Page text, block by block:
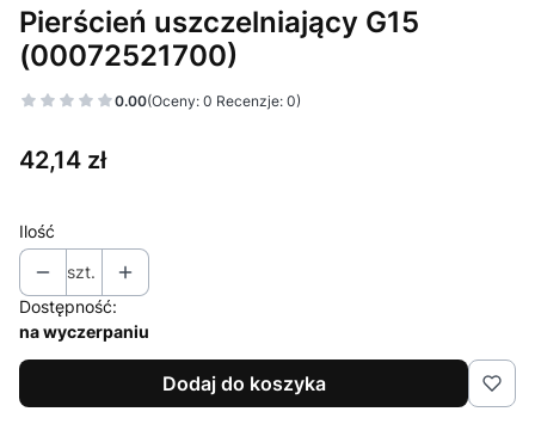
Pierścień uszczelniający G15
(00072521700)
0.00(Oceny: 0 Recenzje: 0)
Cena
42,14 zł
Ilość
szt.
Dostępność:
na wyczerpaniu
Dodaj do koszyka